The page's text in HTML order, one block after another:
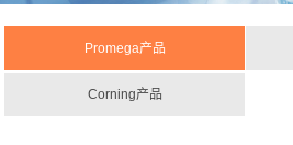
Promega产品
Corning产品